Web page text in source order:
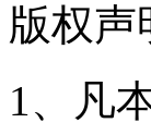
版权声
1、凡